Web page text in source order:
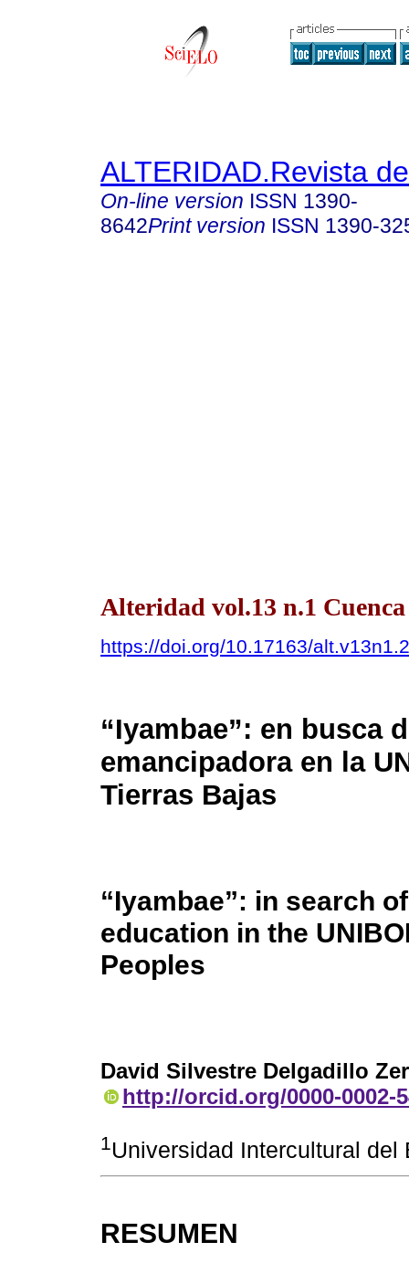
ALTERIDAD.Revista
On-line version ISSN 1390-
8642Print version ISSN 1390-
Alteridad vol.13 n.1
https://doi.org/10.17163/
“Iyambae”: en busca
emancipadora en la
Tierras Bajas
“Iyambae”: in search
education in the
Peoples
David Silvestre Delgadillo
http://orcid.org/0000-0002-
1Universidad Intercultural del
RESUMEN